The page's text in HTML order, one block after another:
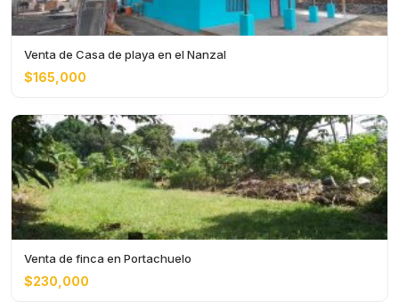
Venta de Casa de playa en el Nanzal
$165,000
Venta de finca en Portachuelo
$230,000